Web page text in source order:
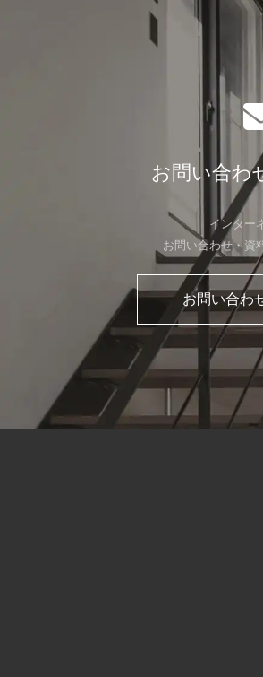
お問い合わ
インター
お問い合わせ・資
お問い合わ